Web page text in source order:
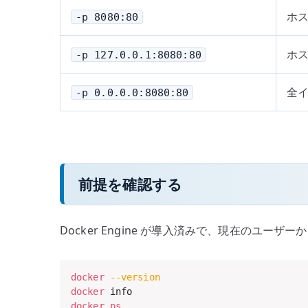
-p 8080:80 ホ
-p 127.0.0.1:8080:80 ホ
-p 0.0.0.0:8080:80 全
前提を確認する
Docker Engine が導入済みで、現在のユーザー
docker
--version
docker
docker ps